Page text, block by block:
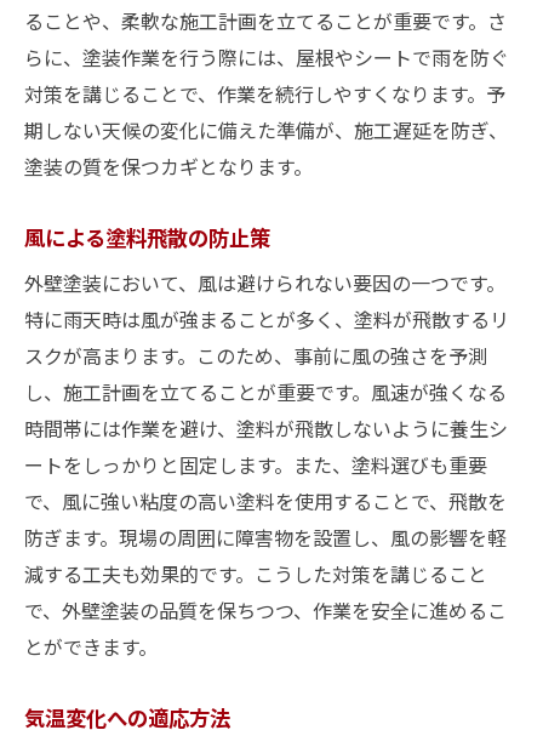
ることや、柔軟な施工計画を立てることが重要です。さ
らに、塗装作業を行う際には、屋根やシートで雨を防ぐ
対策を講じることで、作業を続行しやすくなります。予
期しない天候の変化に備えた準備が、施工遅延を防ぎ、
塗装の質を保つカギとなります。
風による塗料飛散の防止策
外壁塗装において、風は避けられない要因の一つです。
特に雨天時は風が強まることが多く、塗料が飛散するリ
スクが高まります。このため、事前に風の強さを予測
し、施工計画を立てることが重要です。風速が強くなる
時間帯には作業を避け、塗料が飛散しないように養生シ
ートをしっかりと固定します。また、塗料選びも重要
で、風に強い粘度の高い塗料を使用することで、飛散を
防ぎます。現場の周囲に障害物を設置し、風の影響を軽
減する工夫も効果的です。こうした対策を講じること
で、外壁塗装の品質を保ちつつ、作業を安全に進めるこ
とができます。
気温変化への適応方法